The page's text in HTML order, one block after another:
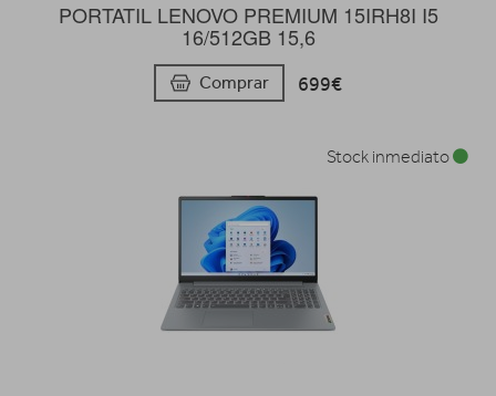
PORTATIL LENOVO PREMIUM 15IRH8I I5
16/512GB 15,6
Comprar 699€
Stock inmediato